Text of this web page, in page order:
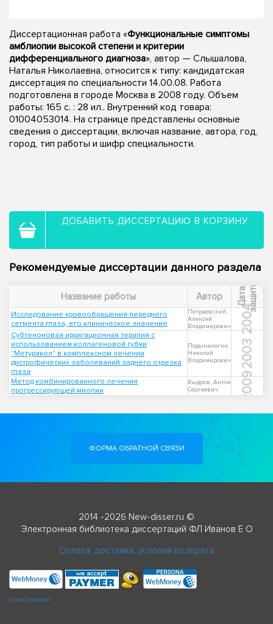
Диссертационная работа «Функциональные симптомы
амблиопии высокой степени и критерии
дифференциального диагноза», автор — Слышалова,
Наталья Николаевна, относится к типу: кандидатская
диссертация по специальности 14.00.08. Работа
подготовлена в городе Москва в 2008 году. Объем
работы: 165 с. : 28 ил.. Внутренний код товара:
01004053014. На странице представлены основные
сведения о диссертации, включая название, автора, год,
город, тип работы и шифр специальности.
ДОБАВИТЬ ДИССЕРТАЦИЮ В КОРЗИНУ
Рекомендуемые диссертации данного раздела
Название работы Автор Д
а
т
а
з
а
щ
и
ты
Исследование кровообращения переднего
сегмента глаза, его клиническое значение
Петраевский,
Алексей
Владимирович
2004
Субтеноновая ирригационная терапия с
использованием коллагеновой губки
"Метуракол" в комплексном лечении
дистрофических заболеваний заднего отрезка
глаза
Подыниногин,
Николай
Владимирович
2003
Метод комбинированного лечения
прогрессирующей миопии
Выдров, Антон
Сергеевич
2009
ФОРМА ОБРАТНОЙ СВЯЗИ
2014 -2026 New-disser.ru ©
Электронная библиотека диссертаций ФЛ Иванов Е О
Оплата, доставка, условия возврата
Check passport